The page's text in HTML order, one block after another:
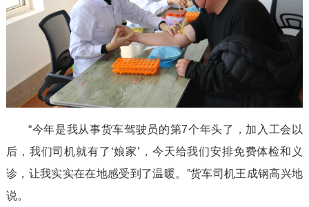
“今年是我从事货车驾驶员的第7个年头了，加入工会以
后，我们司机就有了‘娘家’，今天给我们安排免费体检和义
诊，让我实实在在地感受到了温暖。”货车司机王成钢高兴地
说。